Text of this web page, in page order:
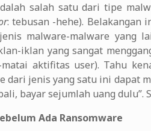
salah satu dari tipe
: tebusan -hehe). Belakangan
malware-malware yang
iklan yang sangat
aktifitas user). Tahu
dari jenis yang satu ini dapat
bayar sejumlah uang
Ada Ransomware